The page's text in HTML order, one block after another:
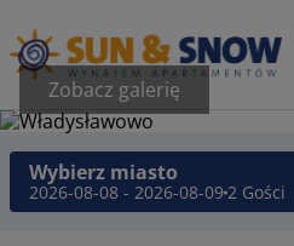
Zobacz galerię
Wybierz miasto
2026-08-08 - 2026-08-092 Gości